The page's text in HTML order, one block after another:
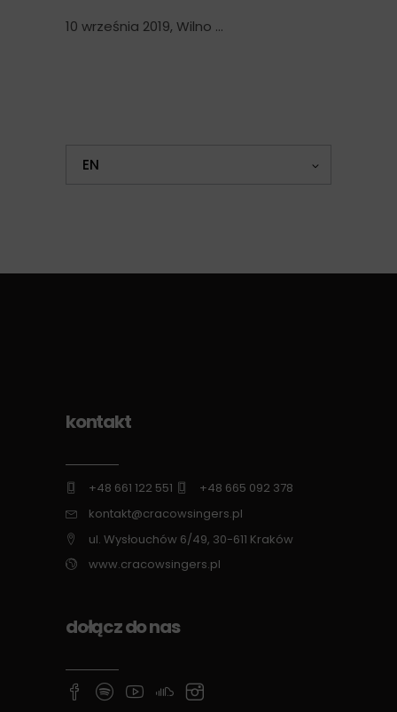
10 września 2019, Wilno
EN
kontakt
+48 661 122 551
+48 665 092 378
kontakt@cracowsingers.pl
ul. Wysłouchów 6/49, 30-611 Kraków
www.cracowsingers.pl
dołącz do nas